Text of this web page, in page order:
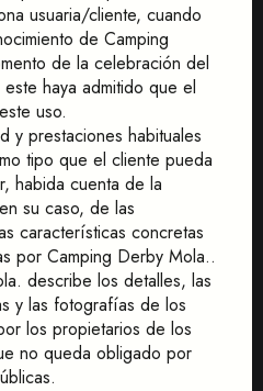
usuaria/cliente, cuando
de Camping
de la celebración del
haya admitido que el
uso.
y prestaciones habituales
tipo que el cliente pueda
habida cuenta de la
su caso, de las
características concretas
por Camping Derby Mola..
describe los detalles, las
y las fotografías de los
los propietarios de los
no queda obligado por